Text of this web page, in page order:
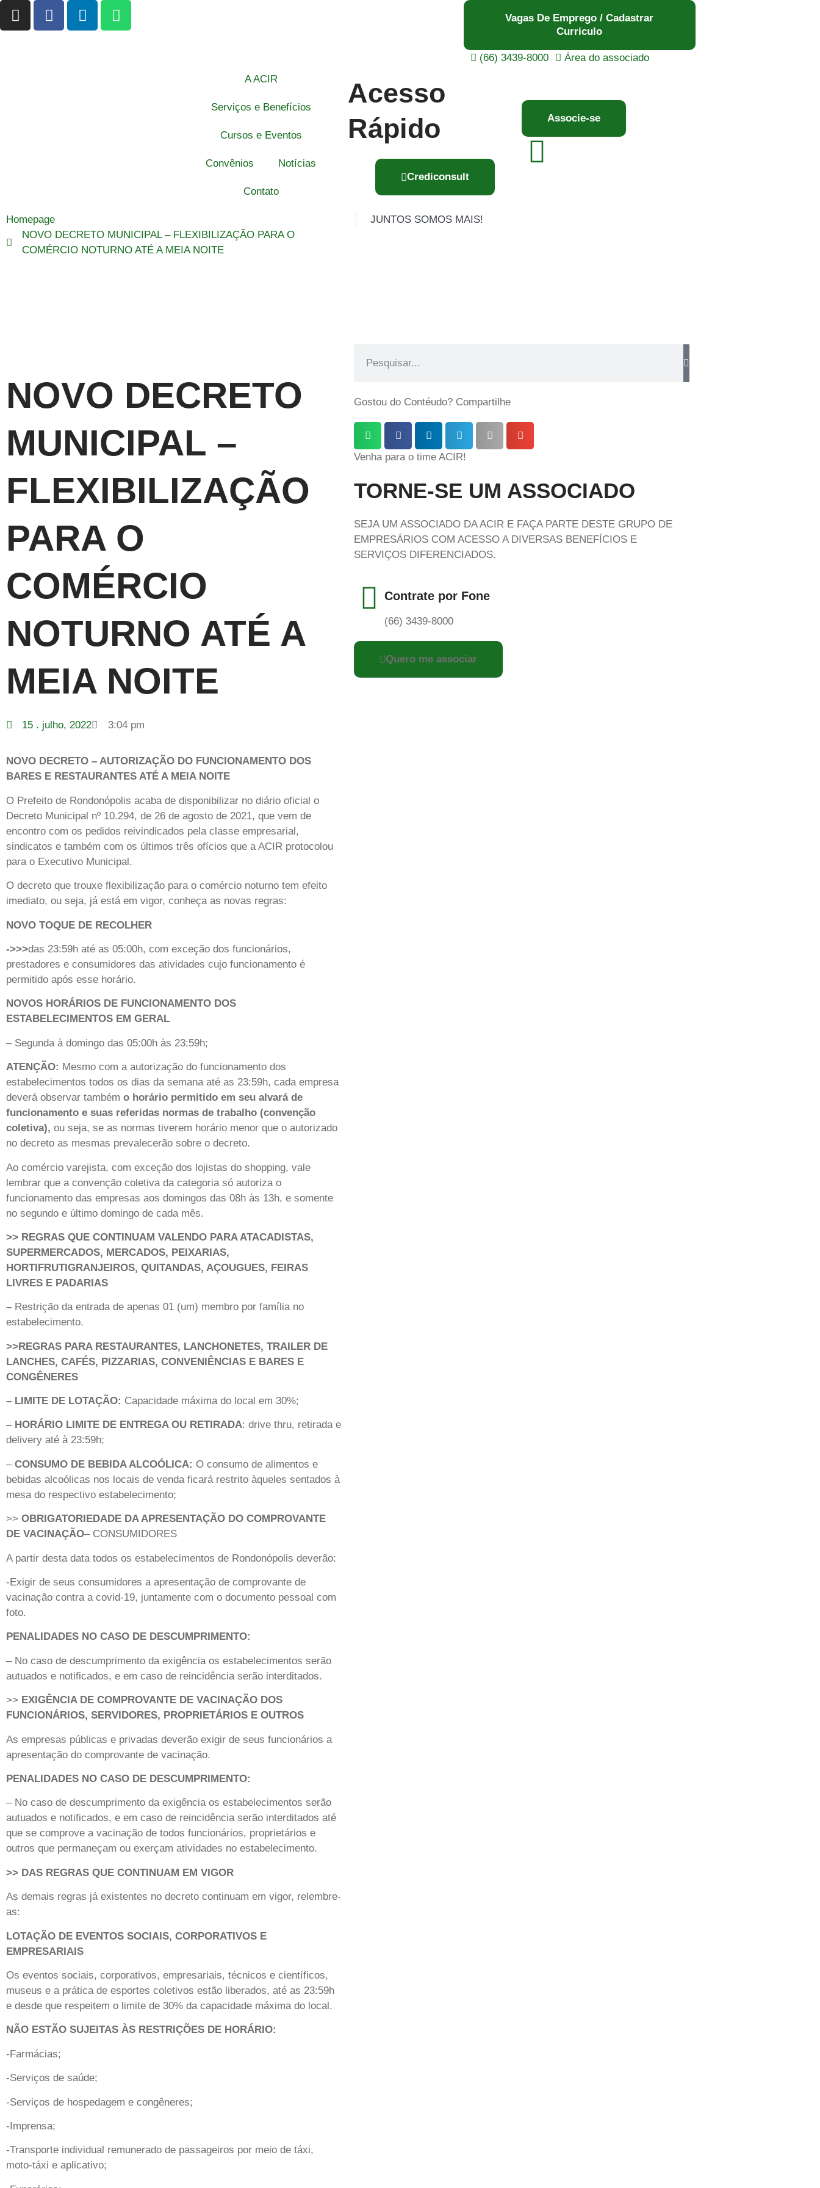
Vagas De Emprego / Cadastrar
Curriculo
(66) 3439-8000
Área do associado
A ACIR
Serviços e Benefícios
Cursos e Eventos
Convênios Notícias
Contato
Acesso
Rápido
Crediconsult
Associe-se
Homepage
NOVO DECRETO MUNICIPAL – FLEXIBILIZAÇÃO PARA O
COMÉRCIO NOTURNO ATÉ A MEIA NOITE
JUNTOS SOMOS MAIS!
NOVO DECRETO
MUNICIPAL –
FLEXIBILIZAÇÃO
PARA O
COMÉRCIO
NOTURNO ATÉ A
MEIA NOITE
15 . julho, 2022 3:04 pm
NOVO DECRETO – AUTORIZAÇÃO DO FUNCIONAMENTO DOS
BARES E RESTAURANTES ATÉ A MEIA NOITE
O Prefeito de Rondonópolis acaba de disponibilizar no diário oficial o
Decreto Municipal nº 10.294, de 26 de agosto de 2021, que vem de
encontro com os pedidos reivindicados pela classe empresarial,
sindicatos e também com os últimos três ofícios que a ACIR protocolou
para o Executivo Municipal.
O decreto que trouxe flexibilização para o comércio noturno tem efeito
imediato, ou seja, já está em vigor, conheça as novas regras:
NOVO TOQUE DE RECOLHER
->>>das 23:59h até as 05:00h, com exceção dos funcionários,
prestadores e consumidores das atividades cujo funcionamento é
permitido após esse horário.
NOVOS HORÁRIOS DE FUNCIONAMENTO DOS
ESTABELECIMENTOS EM GERAL
– Segunda à domingo das 05:00h às 23:59h;
ATENÇÃO: Mesmo com a autorização do funcionamento dos
estabelecimentos todos os dias da semana até as 23:59h, cada empresa
deverá observar também o horário permitido em seu alvará de
funcionamento e suas referidas normas de trabalho (convenção
coletiva), ou seja, se as normas tiverem horário menor que o autorizado
no decreto as mesmas prevalecerão sobre o decreto.
Ao comércio varejista, com exceção dos lojistas do shopping, vale
lembrar que a convenção coletiva da categoria só autoriza o
funcionamento das empresas aos domingos das 08h às 13h, e somente
no segundo e último domingo de cada mês.
>> REGRAS QUE CONTINUAM VALENDO PARA ATACADISTAS,
SUPERMERCADOS, MERCADOS, PEIXARIAS,
HORTIFRUTIGRANJEIROS, QUITANDAS, AÇOUGUES, FEIRAS
LIVRES E PADARIAS
– Restrição da entrada de apenas 01 (um) membro por família no
estabelecimento.
>>REGRAS PARA RESTAURANTES, LANCHONETES, TRAILER DE
LANCHES, CAFÉS, PIZZARIAS, CONVENIÊNCIAS E BARES E
CONGÊNERES
– LIMITE DE LOTAÇÃO: Capacidade máxima do local em 30%;
– HORÁRIO LIMITE DE ENTREGA OU RETIRADA: drive thru, retirada e
delivery até à 23:59h;
– CONSUMO DE BEBIDA ALCOÓLICA: O consumo de alimentos e
bebidas alcoólicas nos locais de venda ficará restrito àqueles sentados à
mesa do respectivo estabelecimento;
>> OBRIGATORIEDADE DA APRESENTAÇÃO DO COMPROVANTE
DE VACINAÇÃO– CONSUMIDORES
A partir desta data todos os estabelecimentos de Rondonópolis deverão:
-Exigir de seus consumidores a apresentação de comprovante de
vacinação contra a covid-19, juntamente com o documento pessoal com
foto.
PENALIDADES NO CASO DE DESCUMPRIMENTO:
– No caso de descumprimento da exigência os estabelecimentos serão
autuados e notificados, e em caso de reincidência serão interditados.
>> EXIGÊNCIA DE COMPROVANTE DE VACINAÇÃO DOS
FUNCIONÁRIOS, SERVIDORES, PROPRIETÁRIOS E OUTROS
As empresas públicas e privadas deverão exigir de seus funcionários a
apresentação do comprovante de vacinação.
PENALIDADES NO CASO DE DESCUMPRIMENTO:
– No caso de descumprimento da exigência os estabelecimentos serão
autuados e notificados, e em caso de reincidência serão interditados até
que se comprove a vacinação de todos funcionários, proprietários e
outros que permaneçam ou exerçam atividades no estabelecimento.
>> DAS REGRAS QUE CONTINUAM EM VIGOR
As demais regras já existentes no decreto continuam em vigor, relembre-
as:
LOTAÇÃO DE EVENTOS SOCIAIS, CORPORATIVOS E
EMPRESARIAIS
Os eventos sociais, corporativos, empresariais, técnicos e científicos,
museus e a prática de esportes coletivos estão liberados, até as 23:59h
e desde que respeitem o limite de 30% da capacidade máxima do local.
NÃO ESTÃO SUJEITAS ÀS RESTRIÇÕES DE HORÁRIO:
-Farmácias;
-Serviços de saúde;
-Serviços de hospedagem e congêneres;
-Imprensa;
-Transporte individual remunerado de passageiros por meio de táxi,
moto-táxi e aplicativo;
Gostou do Contéudo? Compartilhe
Venha para o time ACIR!
TORNE-SE UM ASSOCIADO
SEJA UM ASSOCIADO DA ACIR E FAÇA PARTE DESTE GRUPO DE
EMPRESÁRIOS COM ACESSO A DIVERSAS BENEFÍCIOS E
SERVIÇOS DIFERENCIADOS.
Contrate por Fone
(66) 3439-8000
Quero me associar